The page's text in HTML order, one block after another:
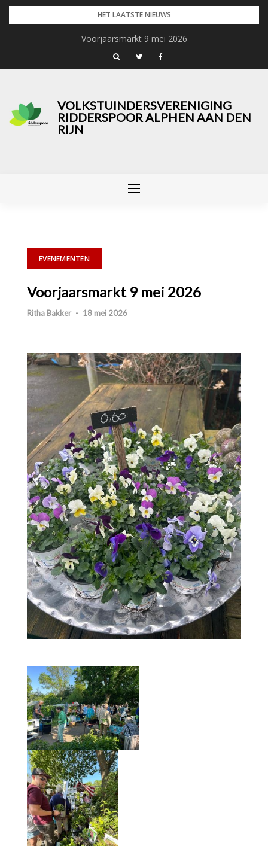
Skip
HET LAATSTE NIEUWS
Voorjaarsmarkt 9 mei 2026
VOLKSTUINDERSVERENIGING
RIDDERSPOOR ALPHEN AAN DEN
RIJN
EVENEMENTEN
Voorjaarsmarkt 9 mei 2026
Ritha Bakker - 18 mei 2026